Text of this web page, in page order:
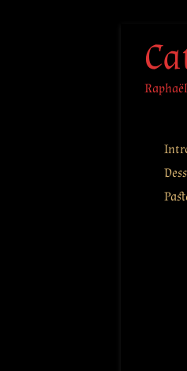
contenu